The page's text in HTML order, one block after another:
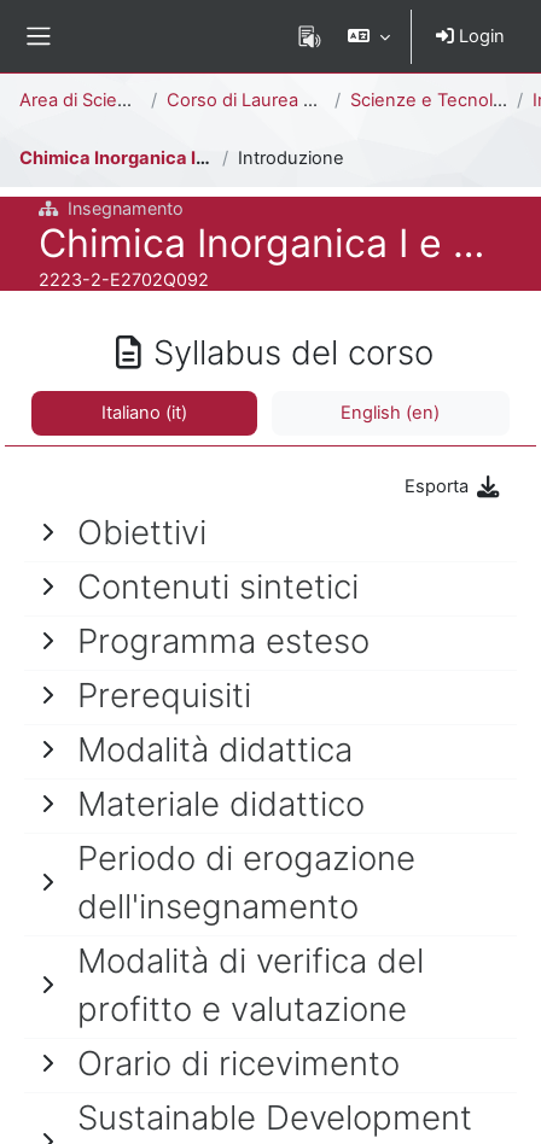
Login
Area di Scienze Corso di Laurea Triennale Scienze e Tecnologie Chimiche [E2703Q - E2702Q]
Chimica Inorganica I e Laboratorio Introduzione
Insegnamento
Titolo del corso Chimica Inorganica I e Laboratorio
Codice identificativo del corso
2223-2-E2702Q092
Syllabus del corso
Italiano ‎(it)‎ English ‎(en)‎
Esporta
Obiettivi
Contenuti sintetici
Programma esteso
Prerequisiti
Modalità didattica
Materiale didattico
Periodo di erogazione
dell'insegnamento
Modalità di verifica del
profitto e valutazione
Orario di ricevimento
Sustainable Development